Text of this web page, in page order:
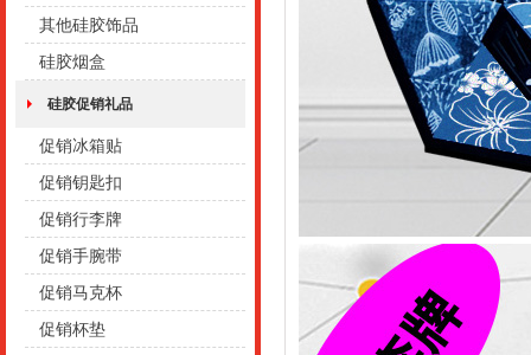
其他硅胶饰品
硅胶烟盒
硅胶促销礼品
促销冰箱贴
促销钥匙扣
促销行李牌
促销手腕带
促销马克杯
促销杯垫